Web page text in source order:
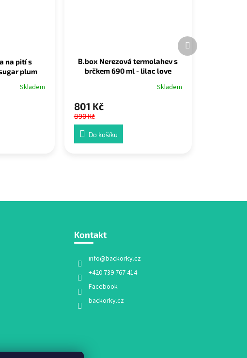
na pití s
plum
Skladem
B.box Nerezová termolahev s
brčkem 690 ml - lilac love
Skladem
801 Kč
890 Kč
Do košíku
Další
produkt
Kontakt
info@backorky.cz
+420 739 767 414
Facebook
backorky.cz